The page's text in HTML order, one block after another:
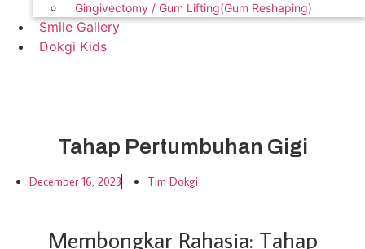
Gingivectomy / Gum Lifting(Gum Reshaping)
Smile Gallery
Dokgi Kids
Tahap Pertumbuhan Gigi
December 16, 2023 Tim Dokgi
Membongkar Rahasia: Tahap